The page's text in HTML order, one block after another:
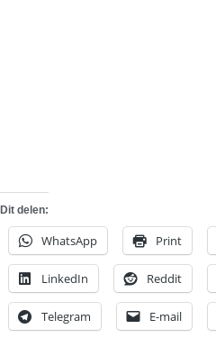
Dit delen:
WhatsApp Print
LinkedIn Reddit
Telegram E-mail